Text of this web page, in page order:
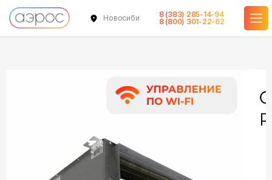
Новосибирск
8 (383) 285-14-94
8 (800) 301-22-62
в наличии
в наличии